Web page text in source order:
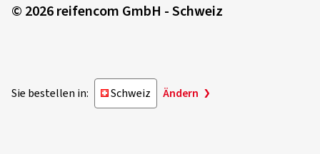
© 2026 reifencom GmbH - Schweiz
Sie bestellen in: Schweiz Ändern